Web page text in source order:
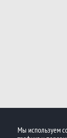
Мы используем